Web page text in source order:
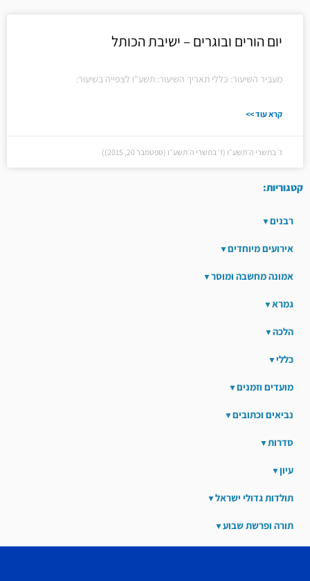
יום הורים ובוגרים – ישיבת הכותל
מעביר השיעור: כללי תאריך השיעור: תשע"ו לצפייה בשיעור:
קרא עוד >>
ז׳ בתשרי ה׳תשע״ו (ז׳ בתשרי ה׳תשע״ו (ספטמבר 20, 2015))
קטגוריות:
רבנים
אירועים מיוחדים
אמונה מחשבה ומוסר
גמרא
הלכה
כללי
מועדים וזמנים
נביאים וכתובים
סדרות
עיון
תולדות גדולי ישראל
תורה ופרשת שבוע